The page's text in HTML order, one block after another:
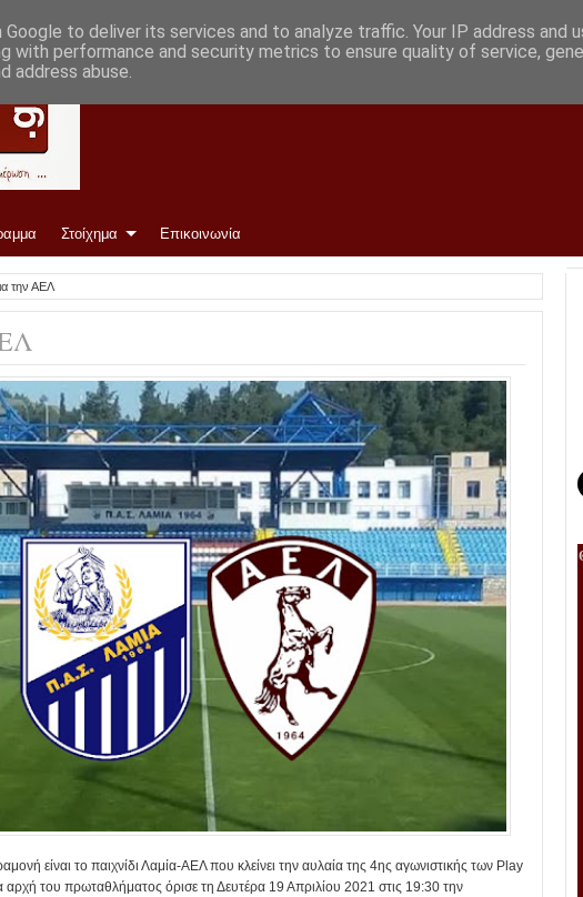
Στοίχημα Επικοινωνία
την ΑΕΛ
είναι το παιχνίδι Λαμία-ΑΕΛ που κλείνει την αυλαία της 4ης αγωνιστικής των Play
του πρωταθλήματος όρισε τη Δευτέρα 19 Απριλίου 2021 στις 19:30 την
to deliver its services and to analyze traffic. Your IP address and
with performance and security metrics to ensure quality of service,
address abuse.